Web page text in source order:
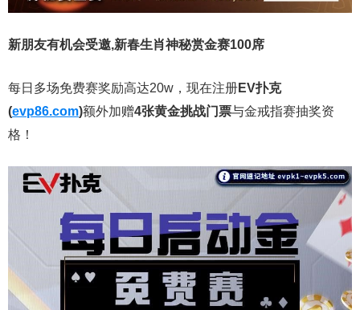
新朋友有机会受邀,新春生肖神秘赏金赛100席
每日多场免费赛奖励高达20w，现在注册EV扑克
(evp86.com)额外加赠4张黄金挑战门票与金戒指赛抽奖资
格！